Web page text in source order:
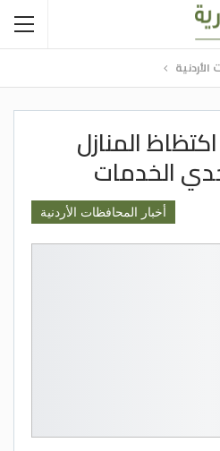
المنازل
الخدمات
أخبار المحافظات الأردنية